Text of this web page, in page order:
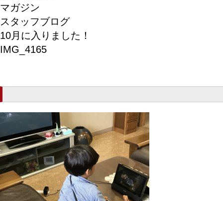
マガジン
スタッフブログ
10月に入りました！
IMG_4165